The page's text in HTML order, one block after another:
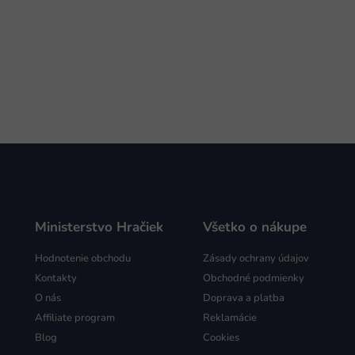
Ministerstvo Hračiek
Hodnotenie obchodu
Kontakty
O nás
Affiliate program
Blog
Všetko o nákupe
Zásady ochrany údajov
Obchodné podmienky
Doprava a platba
Reklamácie
Cookies